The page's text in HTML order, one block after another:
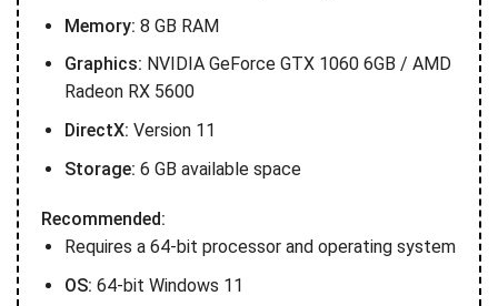
Memory: 8 GB RAM
Graphics: NVIDIA GeForce GTX 1060 6GB / AMD
Radeon RX 5600
DirectX: Version 11
Storage: 6 GB available space
Recommended:
Requires a 64-bit processor and operating system
OS: 64-bit Windows 11